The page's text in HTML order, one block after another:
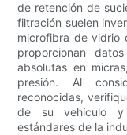
de retención de
filtración suelen
microfibra de vidrio
proporcionan
absolutas en
presión. Al
reconocidas,
de su vehículo y
estándares de la